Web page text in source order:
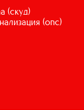
(скуд)
(опс)